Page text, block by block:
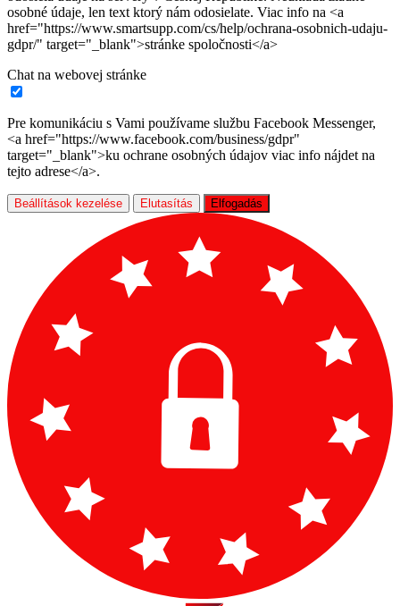
osobné údaje, len text ktorý nám odosielate. Viac info na <a
href="https://www.smartsupp.com/cs/help/ochrana-osobnich-udaju-
gdpr/" target="_blank">stránke spoločnosti</a>
Chat na webovej stránke
Pre komunikáciu s Vami používame službu Facebook Messenger,
<a href="https://www.facebook.com/business/gdpr"
target="_blank">ku ochrane osobných údajov viac info nájdet na
tejto adrese</a>.
Beállítások kezelése Elutasítás Elfogadás